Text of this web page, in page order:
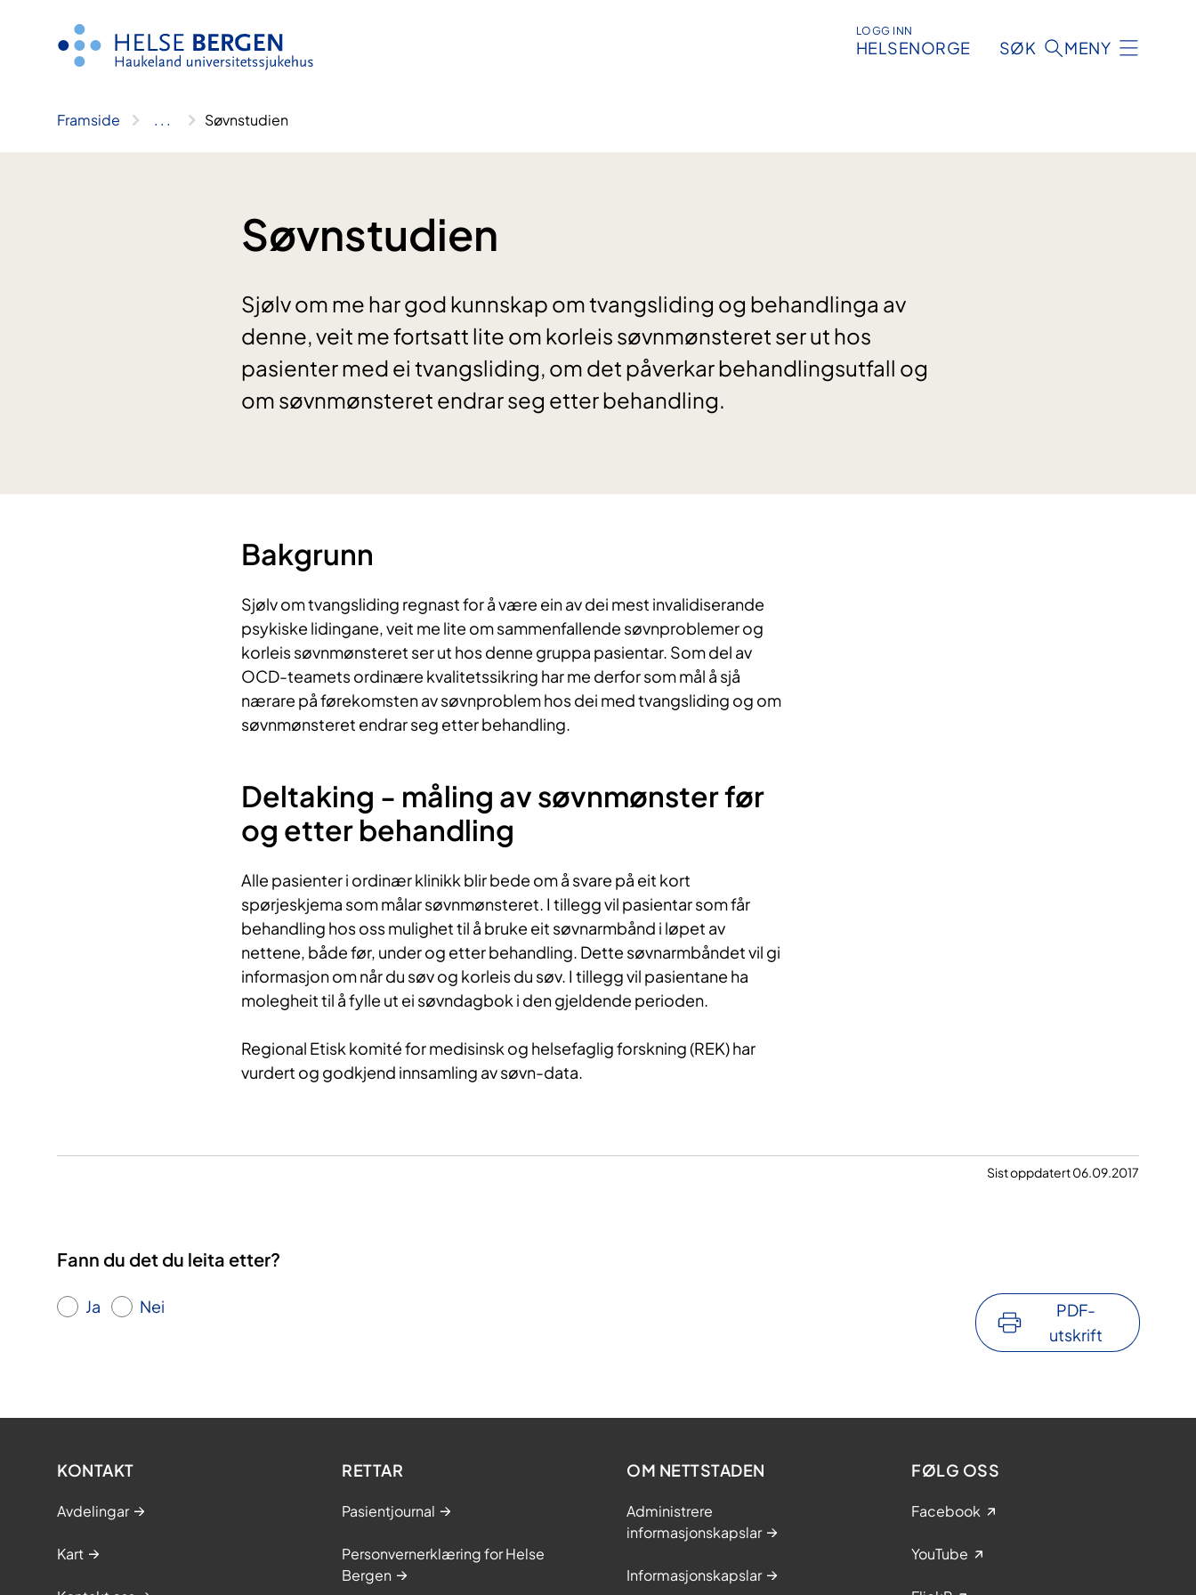
LOGG INN
HELSENORGE SØK MENY
Framside .. . Søvnstudien
Søvnstudien
Sjølv om me har god kunnskap om tvangsliding og behandlinga av
denne, veit me fortsatt lite om korleis søvnmønsteret ser ut hos
pasienter med ei tvangsliding, om det påverkar behandlingsutfall og
om søvnmønsteret endrar seg etter behandling.
Bakgrunn
Sjølv om tvangsliding regnast for å være ein av dei mest invalidiserande
psykiske lidingane, veit me lite om sammenfallende søvnproblemer og
korleis søvnmønsteret ser ut hos denne gruppa pasientar. Som del av
OCD-teamets ordinære kvalitetssikring har me derfor som mål å sjå
nærare på førekomsten av søvnproblem hos dei med tvangsliding og om
søvnmønsteret endrar seg etter behandling.
Deltaking - måling av søvnmønster før
og etter behandling
Alle pasienter i ordinær klinikk blir bede om å svare på eit kort
spørjeskjema som målar søvnmønsteret. I tillegg vil pasientar som får
behandling hos oss mulighet til å bruke eit søvnarmbånd i løpet av
nettene, både før, under og etter behandling. Dette søvnarmbåndet vil gi
informasjon om når du søv og korleis du søv. I tillegg vil pasientane ha
molegheit til å fylle ut ei søvndagbok i den gjeldende perioden.
Regional Etisk komité for medisinsk og helsefaglig forskning (REK) har
vurdert og godkjend innsamling av søvn-data.
Sist oppdatert 06.09.2017
Fann du det du leita etter?
Ja Nei
PDF-
utskrift
KONTAKT
Avdelingar
Kart
RETTAR
Pasientjournal
Personvernerklæring for Helse
Bergen
OM NETTSTADEN
Administrere
informasjonskapslar
Informasjonskapslar
FØLG OSS
Facebook
YouTube